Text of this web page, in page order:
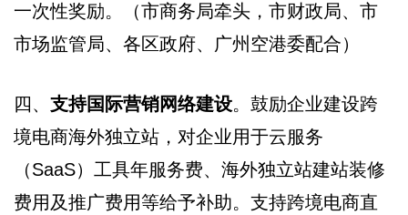
一次性奖励。（市商务局牵头，市财政局、市
市场监管局、各区政府、广州空港委配合）
四、 支持国际营销网络建设。鼓励企业建设跨
境电商海外独立站，对企业用于云服务
（SaaS）工具年服务费、海外独立站建站装修
费用及推广费用等给予补助。支持跨境电商直